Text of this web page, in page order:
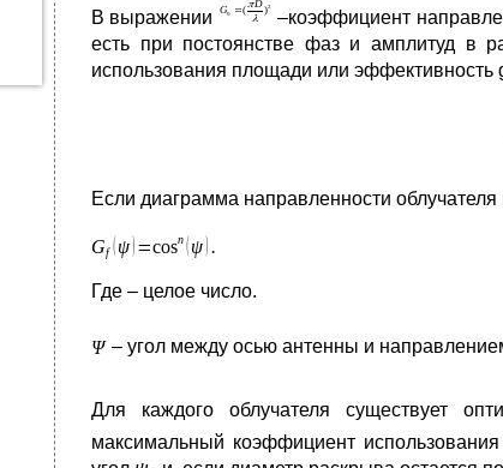
В выражении
–коэффициент
есть при постоянстве фаз и амплитуд в
использования площади или эффективность
Если диаграмма направленности
Где – целое число.
– угол между осью антенны и
Для каждого облучателя существует
максимальный коэффициент